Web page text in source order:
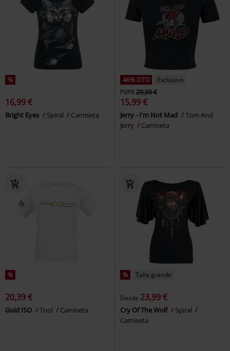
%
16,99 €
Bright Eyes Spiral Camiseta
46% DTO
Exclusivo
PVPR29,99 €
15,99 €
Jerry - I'm Not Mad
Tom And
Jerry
Camiseta
%
20,39 €
Gold ISO Tool Camiseta
% Talla grande
Desde 23,99 €
Cry Of The Wolf
Spiral
Camiseta